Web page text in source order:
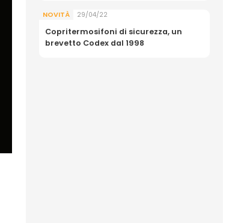
NOVITÀ 29/04/22
Copritermosifoni di sicurezza, un
brevetto Codex dal 1998